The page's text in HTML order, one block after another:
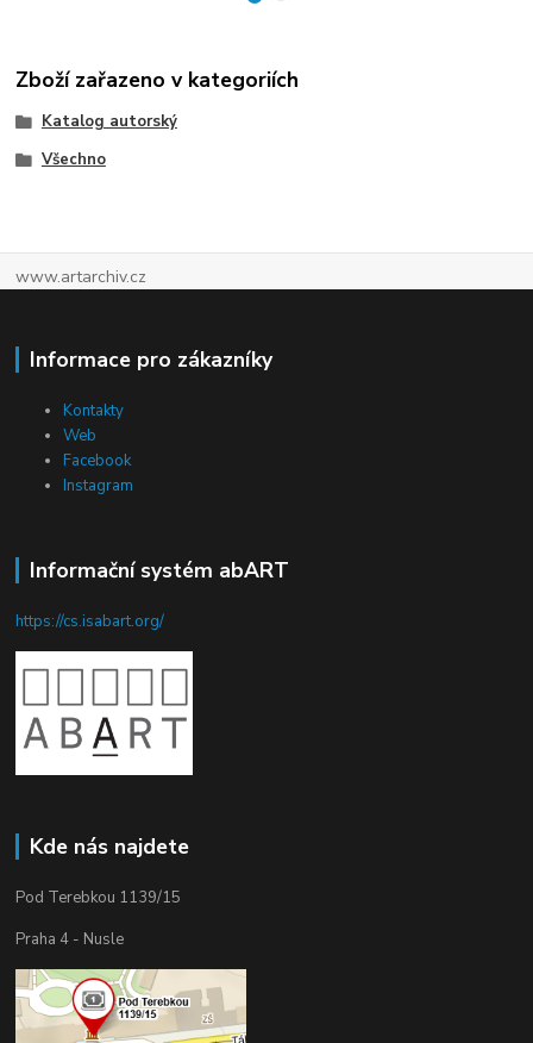
Zboží zařazeno v kategoriích
Katalog autorský
Všechno
www.artarchiv.cz
Informace pro zákazníky
Kontakty
Web
Facebook
Instagram
Informační systém abART
https://cs.isabart.org/
Kde nás najdete
Pod Terebkou 1139/15
Praha 4 - Nusle